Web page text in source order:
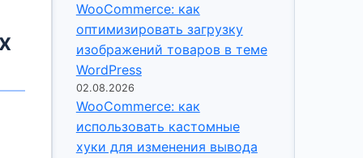
WooCommerce: как
оптимизировать загрузку
изображений товаров в теме
WordPress
02.08.2026
WooCommerce: как
использовать кастомные
хуки для изменения вывода